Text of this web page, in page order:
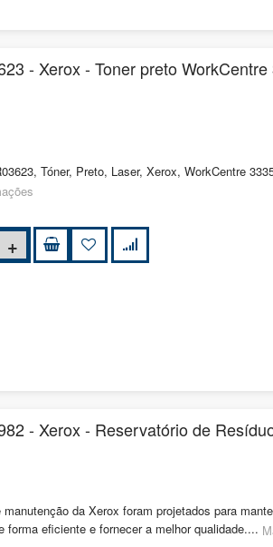
- Xerox - Toner preto
Tóner, Preto, Laser, Xerox, WorkCentre
- Xerox - Reservatório de
da Xerox foram projetados para
forma eficiente e fornecer a melhor qualidade....